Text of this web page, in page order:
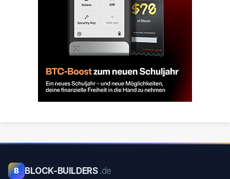
B BLOCK-BUILDERS .de